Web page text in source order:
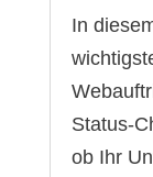
In
Status-
ob Ihr